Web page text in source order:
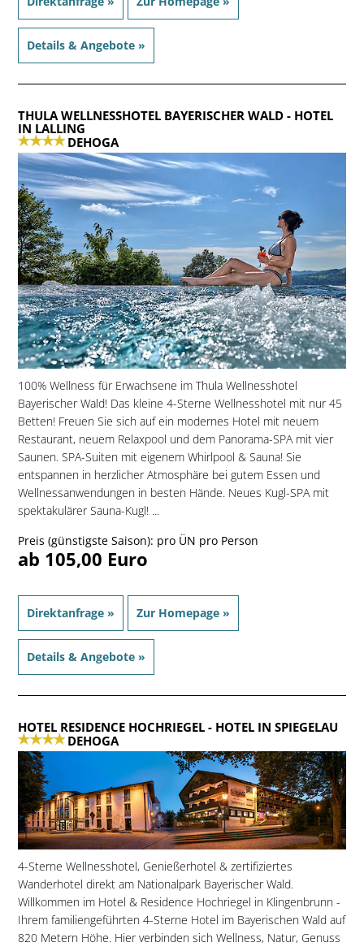
Details & Angebote »
THULA WELLNESSHOTEL BAYERISCHER WALD- HOTEL
IN LALLING
DEHOGA
100% Wellness für Erwachsene im Thula Wellnesshotel
Bayerischer Wald! Das kleine 4-Sterne Wellnesshotel mit nur 45
Betten! Freuen Sie sich auf ein modernes Hotel mit neuem
Restaurant, neuem Relaxpool und dem Panorama-SPA mit vier
Saunen. SPA-Suiten mit eigenem Whirlpool & Sauna! Sie
entspannen in herzlicher Atmosphäre bei gutem Essen und
Wellnessanwendungen in besten Hände. Neues Kugl-SPA mit
spektakulärer Sauna-Kugl! ...
Preis (günstigste Saison): pro ÜN pro Person
ab 105,00 Euro
Direktanfrage » Zur Homepage »
Details & Angebote »
HOTEL RESIDENCE HOCHRIEGEL- HOTEL IN SPIEGELAU
DEHOGA
4-Sterne Wellnesshotel, Genießerhotel & zertifiziertes
Wanderhotel direkt am Nationalpark Bayerischer Wald.
Willkommen im Hotel & Residence Hochriegel in Klingenbrunn -
Ihrem familiengeführten 4-Sterne Hotel im Bayerischen Wald auf
820 Metern Höhe. Hier verbinden sich Wellness, Natur, Genuss